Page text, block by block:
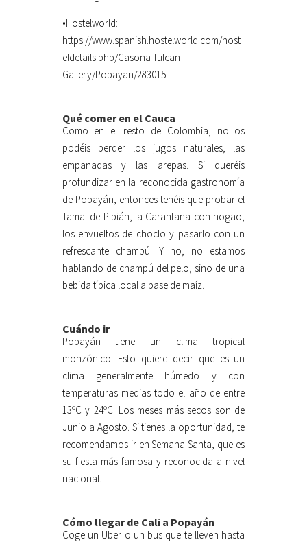
•Hostelworld:
https://www.spanish.hostelworld.com/host
eldetails.php/Casona-Tulcan-
Gallery/Popayan/283015
Qué comer en el Cauca
Como en el resto de Colombia, no os
podéis perder los jugos naturales, las
empanadas y las arepas. Si queréis
profundizar en la reconocida gastronomía
de Popayán, entonces tenéis que probar el
Tamal de Pipián, la Carantana con hogao,
los envueltos de choclo y pasarlo con un
refrescante champú. Y no, no estamos
hablando de champú del pelo, sino de una
bebida típica local a base de maíz.
Cuándo ir
Popayán tiene un clima tropical
monzónico. Esto quiere decir que es un
clima generalmente húmedo y con
temperaturas medias todo el año de entre
13ºC y 24ºC. Los meses más secos son de
Junio a Agosto. Si tienes la oportunidad, te
recomendamos ir en Semana Santa, que es
su fiesta más famosa y reconocida a nivel
nacional.
Cómo llegar de Cali a Popayán
Coge un Uber o un bus que te lleven hasta